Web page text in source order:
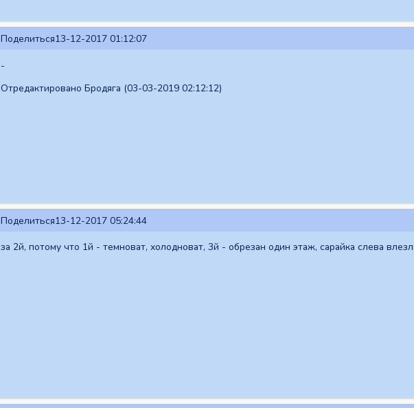
Поделиться13-12-2017 01:12:07
-
Отредактировано Бродяга (03-03-2019 02:12:12)
Поделиться13-12-2017 05:24:44
за 2й, потому что 1й - темноват, холодноват, 3й - обрезан один этаж, сарайка слева